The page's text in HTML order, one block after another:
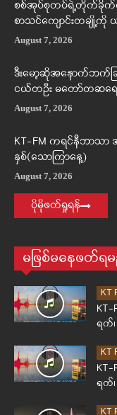
စစ်အုပ်စုတပ်ရဲ့တိုက်ခိုက်မှု
စာသင်ကျောင်းတချို့ကို
August 7, 2026
ဒီးမော့ဆိုအနောက်ဘက်ခြ
ငယ်တဦး မတော်တဆရ
August 7, 2026
KT-FM ကရင်နီဘာသ
နှစ်(သောကြာနေ့)
August 7, 2026
ပိုမိုဖတ်ရှုရန်
မဖြစ်မနေဖတ်ရ
KT
ရက်
KT
ရက်၊
KT